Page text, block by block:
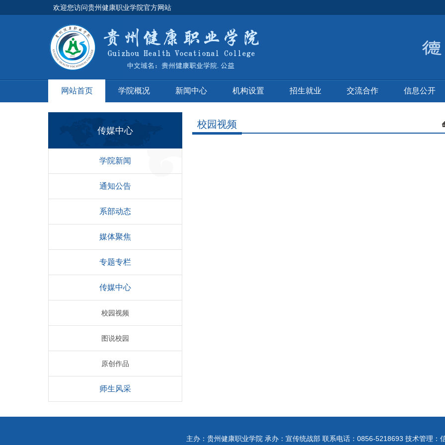
欢迎您访问贵州健康职业学院官方网站
网站首页 学院概况 新闻中心 机构设置 招生就业 交流合作 信息公开
传媒中心
学院新闻
通知公告
系部动态
媒体聚焦
专题专栏
传媒中心
校园视频
图说校园
原创作品
师生风采
校园视频
主办：贵州健康职业学院 承办：宣传统战部 联系电话：0856-5218693 技术管理：